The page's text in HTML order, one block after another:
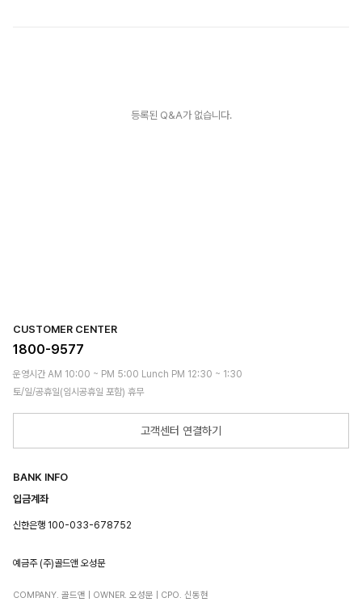
등록된 Q&A가 없습니다.
CUSTOMER CENTER
1800-9577
운영시간 AM 10:00 ~ PM 5:00 Lunch PM 12:30 ~ 1:30
토/일/공휴일(임시공휴일 포함) 휴무
고객센터 연결하기
BANK INFO
입금계좌
신한은행 100-033-678752
예금주 (주)골드앤 오성문
COMPANY. 골드앤 | OWNER. 오성문 | CPO. 신동현